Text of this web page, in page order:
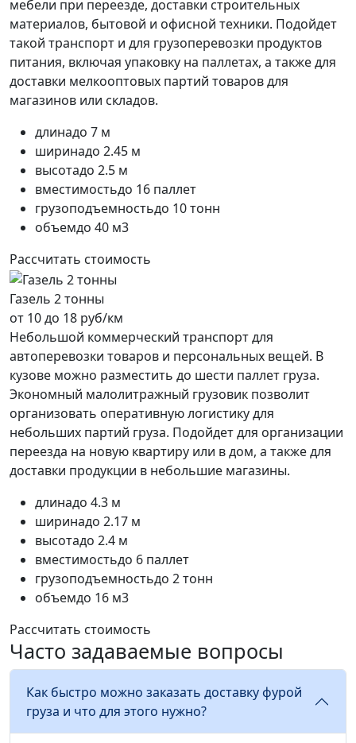
мебели при переезде, доставки строительных
материалов, бытовой и офисной техники. Подойдет
такой транспорт и для грузоперевозки продуктов
питания, включая упаковку на паллетах, а также для
доставки мелкооптовых партий товаров для
магазинов или складов.
длинадо 7 м
ширинадо 2.45 м
высотадо 2.5 м
вместимостьдо 16 паллет
грузоподъемностьдо 10 тонн
объемдо 40 м3
Рассчитать стоимость
Газель 2 тонны
от 10 до 18 руб/км
Небольшой коммерческий транспорт для
автоперевозки товаров и персональных вещей. В
кузове можно разместить до шести паллет груза.
Экономный малолитражный грузовик позволит
организовать оперативную логистику для
небольших партий груза. Подойдет для организации
переезда на новую квартиру или в дом, а также для
доставки продукции в небольшие магазины.
длинадо 4.3 м
ширинадо 2.17 м
высотадо 2.4 м
вместимостьдо 6 паллет
грузоподъемностьдо 2 тонн
объемдо 16 м3
Рассчитать стоимость
Часто задаваемые вопросы
Как быстро можно заказать доставку фурой
груза и что для этого нужно?